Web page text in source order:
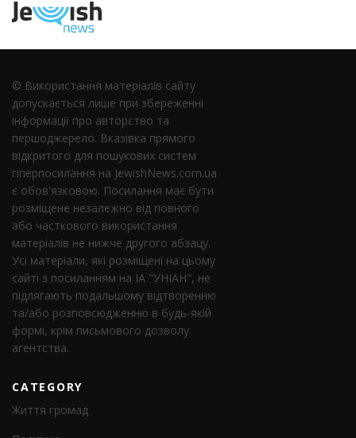
© Використання матеріалів сайту
допускається лише при збереженні
інформації про авторство та
першоджерело. Вказівка ​​прямого
відкритого для пошукових систем
гіперпосилання на JewishNews.com.ua
є обов'язковою. Посилання має бути
розміщене незалежно від повного
або часткового використання
матеріалів не нижче другого абзацу.
Усі матеріали, які розміщені на цьому
сайті з посиланням на ІА "УНІАН", не
підлягають подальшому відтворенню
та/або розповсюдженню в будь-якій
формі, крім письмового дозволу
агентства.
CATEGORY
Життя громад